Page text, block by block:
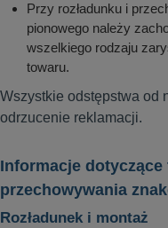
Przy rozładunku i
pionowego należy
wszelkiego rodzaju
towaru.
Wszystkie odstępstwa od
odrzucenie reklamacji.
Informacje
przechowywania
Rozładunek i montaż